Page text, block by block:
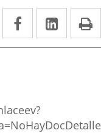
Facebook
Enlace
a
Enlace
a